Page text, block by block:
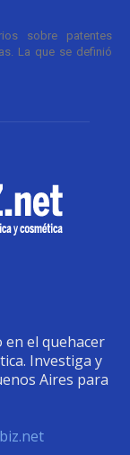
sobre patentes
La que se definió
en el quehacer
Investiga y
Aires para